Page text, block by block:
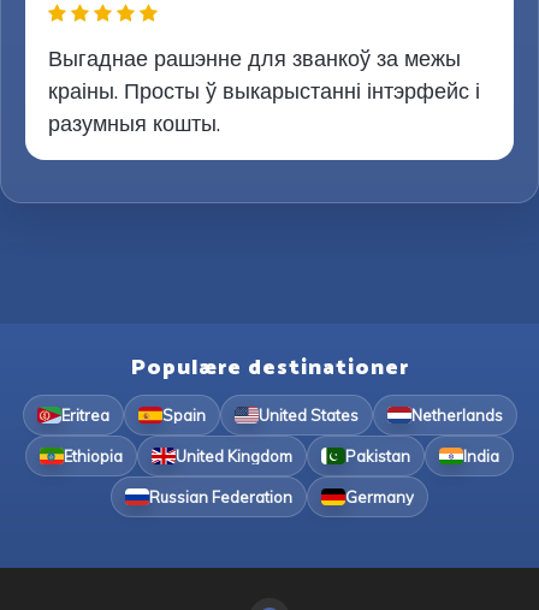
Выгаднае рашэнне для званкоў за межы
краіны. Просты ў выкарыстанні інтэрфейс і
разумныя кошты.
Populære destinationer
Eritrea Spain United States Netherlands
Ethiopia United Kingdom Pakistan India
Russian Federation Germany